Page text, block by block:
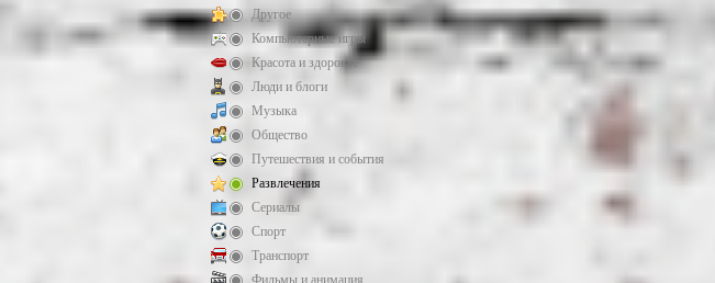
Другое
Компьютерные игры
Красота и здоровье
Люди и блоги
Музыка
Общество
Путешествия и события
Развлечения
Сериалы
Спорт
Транспорт